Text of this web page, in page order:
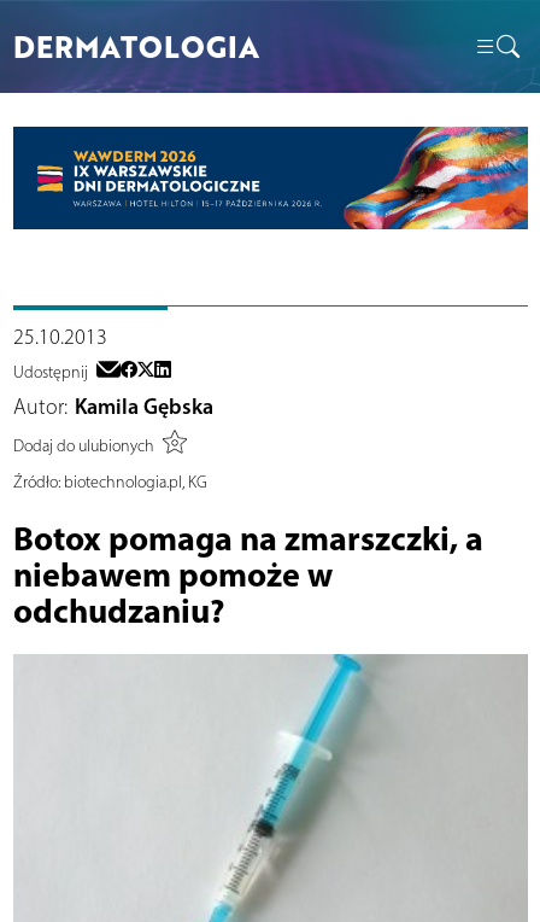
DERMATOLOGIA
25.10.2013
Udostępnij
Autor: Kamila Gębska
Dodaj do ulubionych
Źródło:biotechnologia.pl, KG
Botox pomaga na zmarszczki, a
niebawem pomoże w
odchudzaniu?